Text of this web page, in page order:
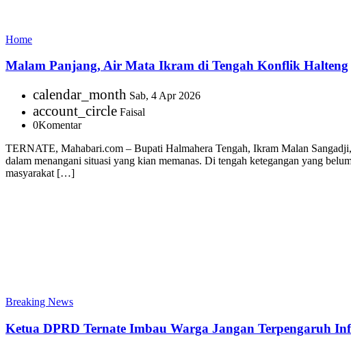
Home
Malam Panjang, Air Mata Ikram di Tengah Konflik Halteng
calendar_month Sab, 4 Apr 2026
account_circle Faisal
0Komentar
TERNATE, Mahabari.com – Bupati Halmahera Tengah, Ikram Malan
dalam menangani situasi yang kian memanas. Di tengah ketegangan yang
masyarakat […]
Breaking News
Ketua DPRD Ternate Imbau Warga Jangan Terpengaruh